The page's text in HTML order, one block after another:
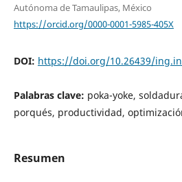
Autónoma de Tamaulipas, México
https://orcid.org/0000-0001-5985-405X
DOI: https://doi.org/10.26439/
Palabras clave: poka-yoke,
porqués, productividad,
Resumen